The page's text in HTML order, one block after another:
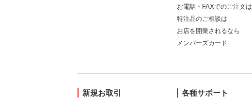
お電話・FAXでのご注文は
特注品のご相談は
お店を開業されるなら
メンバーズカード
新規お取引 各種サポート